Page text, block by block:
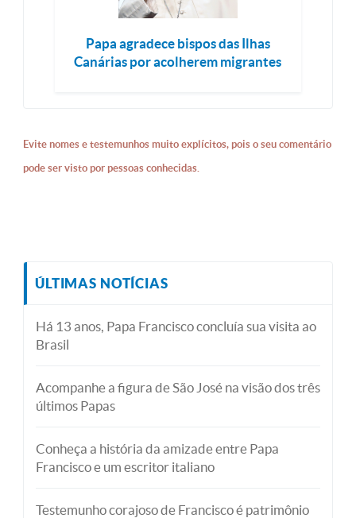
Papa agradece bispos das Ilhas
Canárias por acolherem migrantes
Evite nomes e testemunhos muito explícitos, pois o seu comentário
pode ser visto por pessoas conhecidas.
ÚLTIMAS NOTÍCIAS
Há 13 anos, Papa Francisco concluía sua visita ao
Brasil
Acompanhe a figura de São José na visão dos três
últimos Papas
Conheça a história da amizade entre Papa
Francisco e um escritor italiano
Testemunho corajoso de Francisco é patrimônio